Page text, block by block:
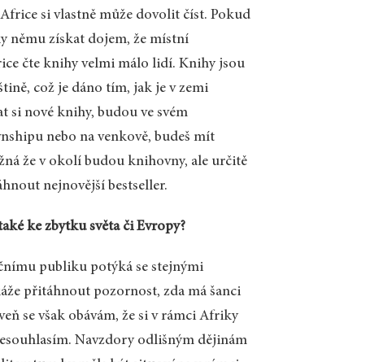
si vlastně může dovolit číst. Pokud
němu získat dojem, že místní
čte knihy velmi málo lidí. Knihy jsou
což je dáno tím, jak je v zemi
si nové knihy, budou ve svém
nebo na venkově, budeš mít
že v okolí budou knihovny, ale určitě
nejnovější bestseller.
ke zbytku světa či Evropy?
publiku potýká se stejnými
přitáhnout pozornost, zda má šanci
se však obávám, že si v rámci Afriky
Navzdory odlišným dějinám